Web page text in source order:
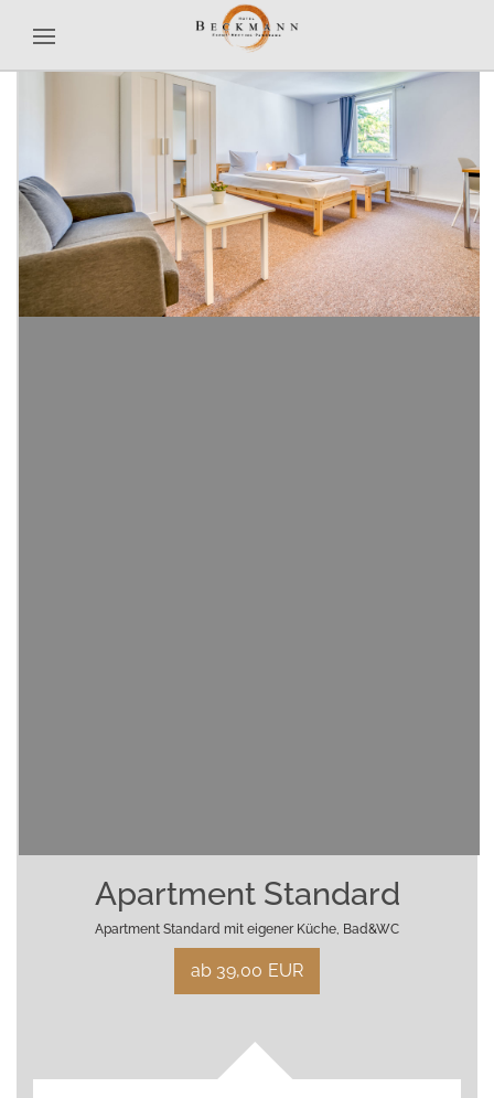
Previous Next
Apartment Standard
Apartment Standard mit eigener Küche, Bad&WC
ab 39,00 EUR